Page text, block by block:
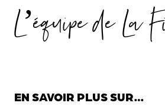
L’équipe de La
EN SAVOIR PLUS SUR…